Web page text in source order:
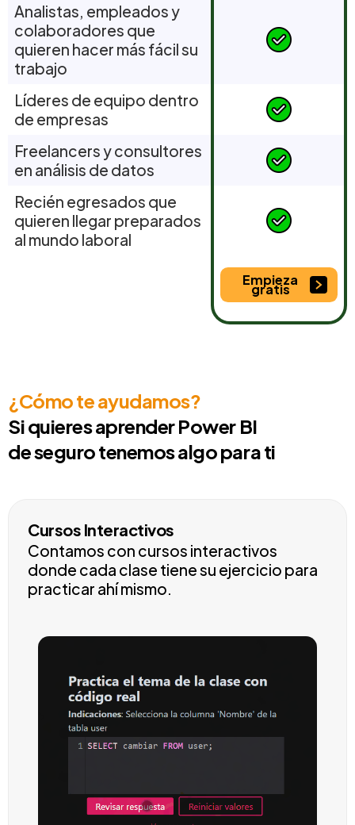
Analistas, empleados y
colaboradores que
quieren hacer más fácil su
trabajo
Líderes de equipo dentro
de empresas
Freelancers y consultores
en análisis de datos
Recién egresados que
quieren llegar preparados
al mundo laboral
Empieza
gratis
¿Cómo te ayudamos?
Si quieres aprender Power BI
de seguro tenemos algo para ti
Cursos Interactivos
Contamos con cursos interactivos
donde cada clase tiene su ejercicio para
practicar ahí mismo.